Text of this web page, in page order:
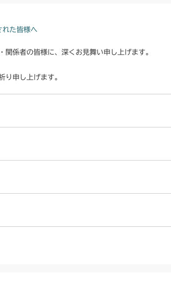
れた皆様へ
係者の皆様に、深くお見舞い申し上げます。
り申し上げます。